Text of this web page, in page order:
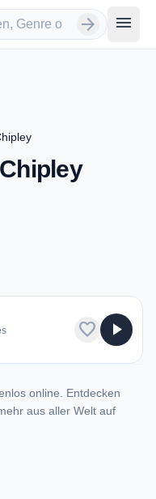
arrow_forward menu
favorite play_arrow
online. Entdecken
aus aller Welt auf